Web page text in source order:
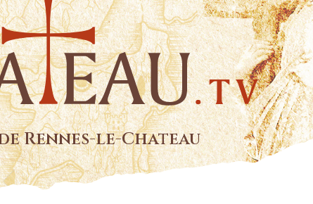
Rennes-le-Chateau